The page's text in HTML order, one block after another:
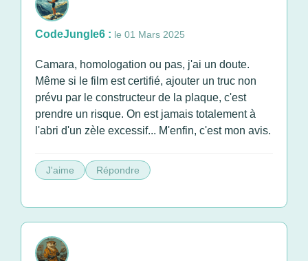
CodeJungle6 : le 01 Mars 2025
Camara, homologation ou pas, j'ai un doute.
Même si le film est certifié, ajouter un truc non
prévu par le constructeur de la plaque, c'est
prendre un risque. On est jamais totalement à
l'abri d'un zèle excessif... M'enfin, c'est mon avis.
J'aime Répondre